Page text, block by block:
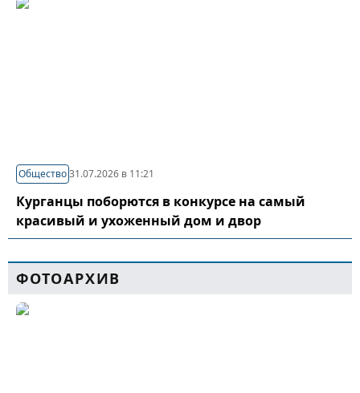
Общество31.07.2026 в 11:21
Курганцы поборются в конкурсе на самый
красивый и ухоженный дом и двор
ФОТОАРХИВ